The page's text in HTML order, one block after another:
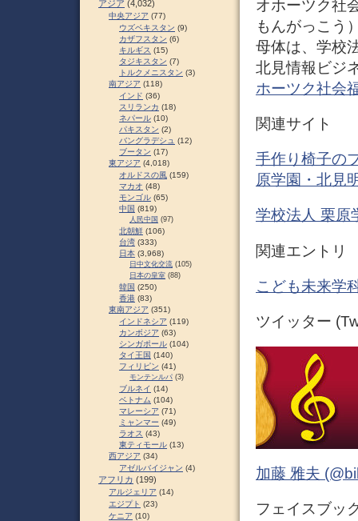
オホーツク社
もんがっこう
母体は、学校
北見情報ビジ
ホーツク社会
関連サイト
手作り椅子の
原学園・北見
学校法人 栗原
関連エントリ
こども未来学
ツイッター
加藤 雅夫
フェイスブッ
アジア (4,032)
中央アジア (77)
ウズベキスタン (9)
カザフスタン (6)
キルギス (15)
タジキスタン (7)
トルクメニスタン (3)
南アジア (118)
インド (36)
スリランカ (18)
ネパール (10)
パキスタン (2)
バングラデシュ (12)
ブータン (17)
東アジア (4,018)
オルドスの風 (159)
マカオ (48)
モンゴル (65)
中国 (819)
人民中国 (97)
北朝鮮 (106)
台湾 (333)
日本 (3,968)
日中文化交流 (105)
日本の皇室 (88)
韓国 (250)
香港 (83)
東南アジア (351)
インドネシア (119)
カンボジア (63)
シンガポール (104)
タイ王国 (140)
フィリピン (41)
モンテンルパ (3)
ブルネイ (14)
ベトナム (104)
マレーシア (71)
ミャンマー (49)
ラオス (43)
東ティモール (13)
西アジア (34)
アゼルバイジャン (4)
アフリカ (199)
アルジェリア (14)
エジプト (23)
ケニア (10)